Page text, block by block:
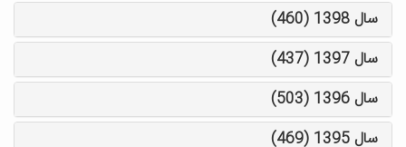
سال 1398 (460)
سال 1397 (437)
سال 1396 (503)
سال 1395 (469)